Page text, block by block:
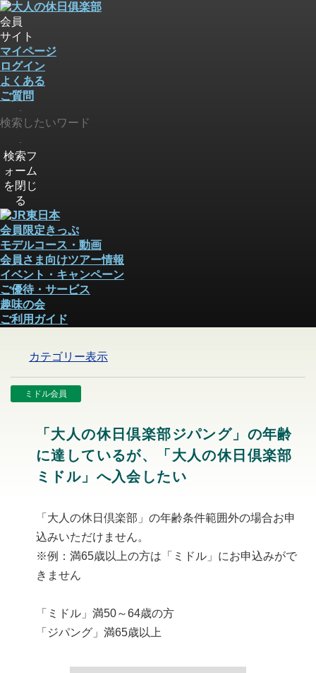
会員
サイト
マイページ
ログイン
よくある
ご質問
検索フ
ォーム
を閉じ
る
会員限定きっぷ
モデルコース・動画
会員さま向けツアー情報
イベント・キャンペーン
ご優待・サービス
趣味の会
ご利用ガイド
カテゴリー表示
ミドル会員
「大人の休日倶楽部ジパング」の年齢
に達しているが、「大人の休日倶楽部
ミドル」へ入会したい
「大人の休日倶楽部」の年齢条件範囲外の場合お申
込みいただけません。
※例：満65歳以上の方は「ミドル」にお申込みがで
きません
「ミドル」満50～64歳の方
「ジパング」満65歳以上